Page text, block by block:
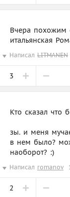
Вчера похожим
итальянская
Написал LITMANEN
3
Кто сказал что
зы. и меня
в нем было?
наоборот? :)
Написал romanov
2